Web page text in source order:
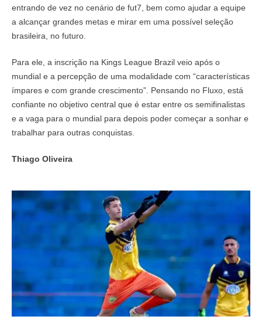
entrando de vez no cenário de fut7, bem como ajudar a equipe
a alcançar grandes metas e mirar em uma possível seleção
brasileira, no futuro.
Para ele, a inscrição na Kings League Brazil veio após o
mundial e a percepção de uma modalidade com “características
ímpares e com grande crescimento”. Pensando no Fluxo, está
confiante no objetivo central que é estar entre os semifinalistas
e a vaga para o mundial para depois poder começar a sonhar e
trabalhar para outras conquistas.
Thiago Oliveira